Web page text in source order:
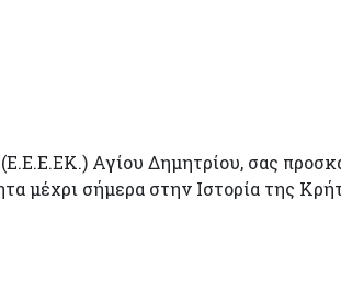
Αγίου Δημητρίου, σας
μέχρι σήμερα στην Ιστορία της